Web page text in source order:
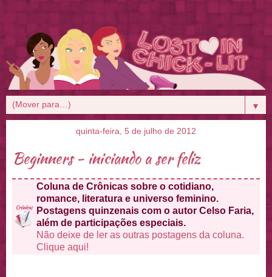
▼
quinta-feira, 5 de julho de 2012
Beginners - iniciando a ser feliz
Coluna de Crônicas sobre o cotidiano,
romance, literatura e universo feminino.
Postagens quinzenais com o autor Celso Faria,
além de participações especiais.
Não deixe de ler as outras postagens da coluna.
Clique aqui!